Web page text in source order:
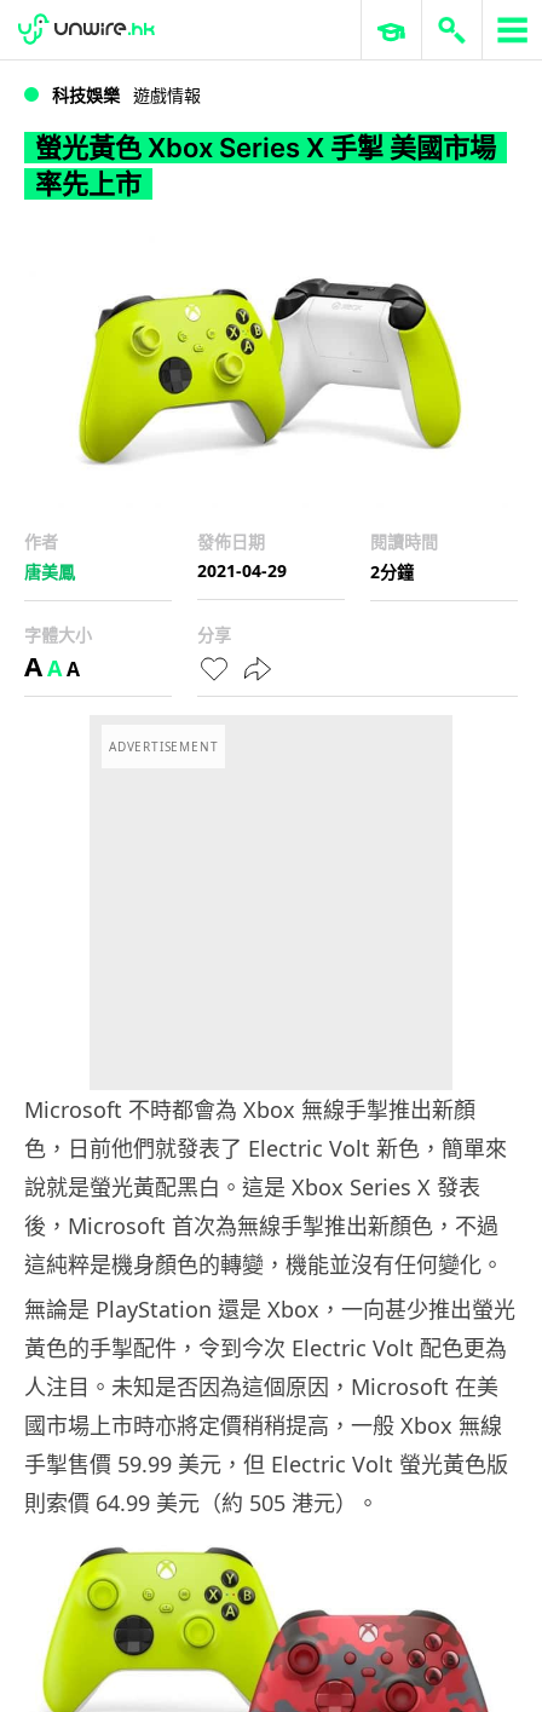
WWDC 2026 ERP 與商業 AI
科技娛樂 遊戲情報
螢光黃色 Xbox Series X 手掣 美國市場
率先上市
作者
唐美鳳
發佈日期
2021-04-29
閱讀時間
2分鐘
字體大小
AAA
分享
ADVERTISEMENT
Microsoft 不時都會為 Xbox 無線手掣推出新顏
色，日前他們就發表了 Electric Volt 新色，簡單來
說就是螢光黃配黑白。這是 Xbox Series X 發表
後，Microsoft 首次為無線手掣推出新顏色，不過
這純粹是機身顏色的轉變，機能並沒有任何變化。
無論是 PlayStation 還是 Xbox，一向甚少推出螢光
黃色的手掣配件，令到今次 Electric Volt 配色更為
人注目。未知是否因為這個原因，Microsoft 在美
國市場上市時亦將定價稍稍提高，一般 Xbox 無線
手掣售價 59.99 美元，但 Electric Volt 螢光黃色版
則索價 64.99 美元（約 505 港元）。